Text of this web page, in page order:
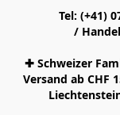
Tel: (+41)
/
✚ Schweizer
Versand ab CHF